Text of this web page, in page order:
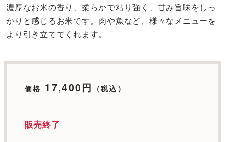
濃厚なお米の香り、柔らかで粘り強く、甘み旨味をしっ
かりと感じるお米です。肉や魚など、様々なメニューを
より引き立ててくれます。
価格 17,400円 （税込）
販売終了